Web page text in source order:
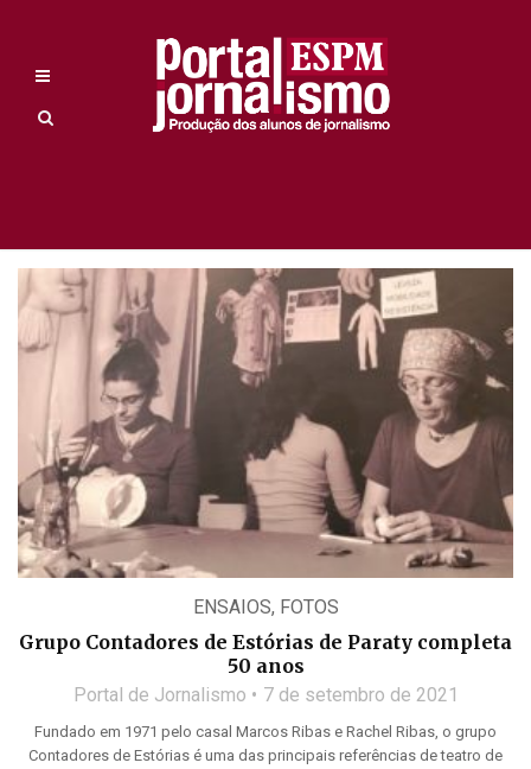
ENSAIOS, FOTOS
Grupo Contadores de Estórias de Paraty completa
50 anos
Portal de Jornalismo 7 de setembro de 2021
Fundado em 1971 pelo casal Marcos Ribas e Rachel Ribas, o grupo
Contadores de Estórias é uma das principais referências de teatro de